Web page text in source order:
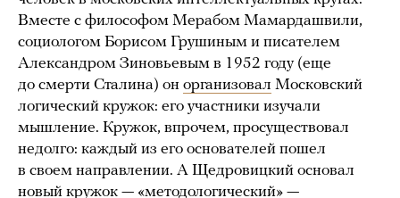
Вместе с философом Мерабом Мамардашвили,
социологом Борисом Грушиным и писателем
Александром Зиновьевым в 1952 году (еще
до смерти Сталина) он организовал Московский
логический кружок: его участники изучали
мышление. Кружок, впрочем, просуществовал
недолго: каждый из его основателей пошел
в своем направлении. А Щедровицкий основал
новый кружок — «методологический» —